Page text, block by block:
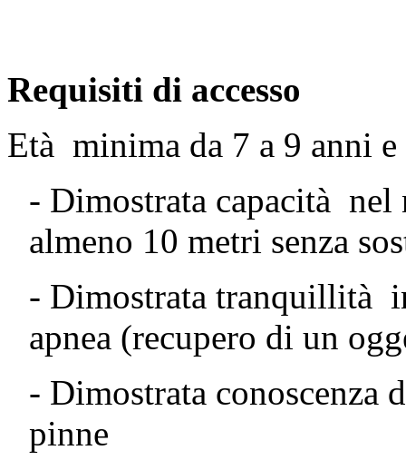
Requisiti di accesso
Età minima da 7 a 9 anni
- Dimostrata capacità
almeno 10 metri senza
- Dimostrata tranquillità
apnea (recupero di un
- Dimostrata conoscenza
pinne